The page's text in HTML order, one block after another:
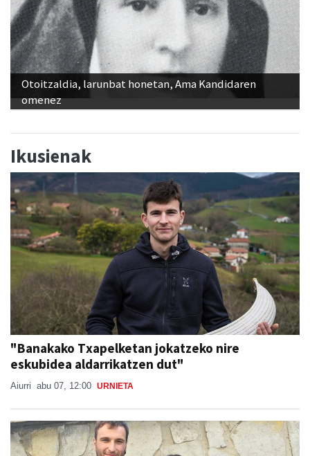
Otoitzaldia, larunbat honetan, Ama Kandidaren
omenez
"Banakako Txapelketan jokatzeko nire
eskubidea aldarrikatzen dut"
Aiurri abu 07, 12:00 URNIETA